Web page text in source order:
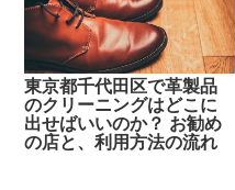
東京都千代田区で革製品
のクリーニングはどこに
出せばいいのか？ お勧め
の店と、利用方法の流れ